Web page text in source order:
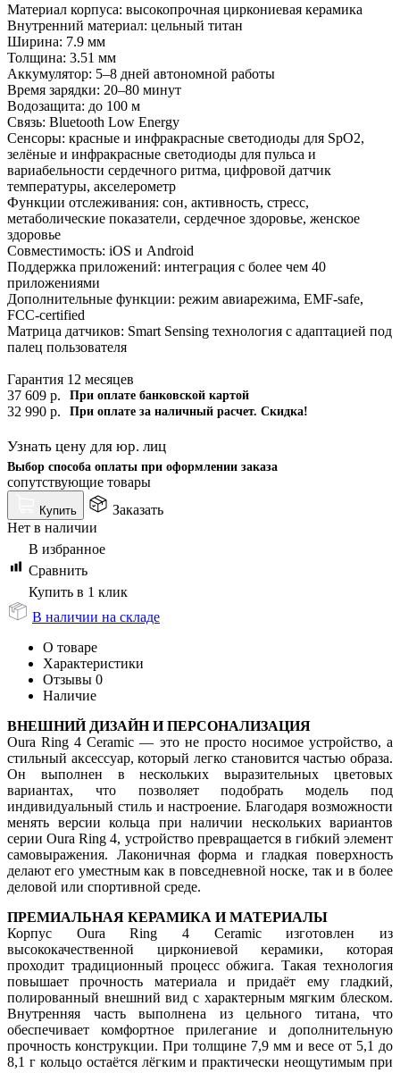
Материал корпуса: высокопрочная циркониевая керамика
Внутренний материал: цельный титан
Ширина: 7.9 мм
Толщина: 3.51 мм
Аккумулятор: 5–8 дней автономной работы
Время зарядки: 20–80 минут
Водозащита: до 100 м
Связь: Bluetooth Low Energy
Сенсоры: красные и инфракрасные светодиоды для SpO2,
зелёные и инфракрасные светодиоды для пульса и
вариабельности сердечного ритма, цифровой датчик
температуры, акселерометр
Функции отслеживания: сон, активность, стресс,
метаболические показатели, сердечное здоровье, женское
здоровье
Совместимость: iOS и Android
Поддержка приложений: интеграция с более чем 40
приложениями
Дополнительные функции: режим авиарежима, EMF-safe,
FCC-certified
Матрица датчиков: Smart Sensing технология с адаптацией под
палец пользователя
Гарантия 12 месяцев
37 609 р. При оплате банковской картой
32 990 р. При оплате за наличный расчет. Скидка!
Узнать цену для юр. лиц
Выбор способа оплаты при оформлении заказа
сопутствующие товары
Купить
Заказать
Нет в наличии
В избранное
Сравнить
Купить в 1 клик
В наличии на складе
О товаре
Характеристики
Отзывы 0
Наличие
ВНЕШНИЙ ДИЗАЙН И ПЕРСОНАЛИЗАЦИЯ
Oura Ring 4 Ceramic — это не просто носимое устройство, а
стильный аксессуар, который легко становится частью образа.
Он выполнен в нескольких выразительных цветовых
вариантах, что позволяет подобрать модель под
индивидуальный стиль и настроение. Благодаря возможности
менять версии кольца при наличии нескольких вариантов
серии Oura Ring 4, устройство превращается в гибкий элемент
самовыражения. Лаконичная форма и гладкая поверхность
делают его уместным как в повседневной носке, так и в более
деловой или спортивной среде.
ПРЕМИАЛЬНАЯ КЕРАМИКА И МАТЕРИАЛЫ
Корпус Oura Ring 4 Ceramic изготовлен из
высококачественной циркониевой керамики, которая
проходит традиционный процесс обжига. Такая технология
повышает прочность материала и придаёт ему гладкий,
полированный внешний вид с характерным мягким блеском.
Внутренняя часть выполнена из цельного титана, что
обеспечивает комфортное прилегание и дополнительную
прочность конструкции. При толщине 7,9 мм и весе от 5,1 до
8,1 г кольцо остаётся лёгким и практически неощутимым при